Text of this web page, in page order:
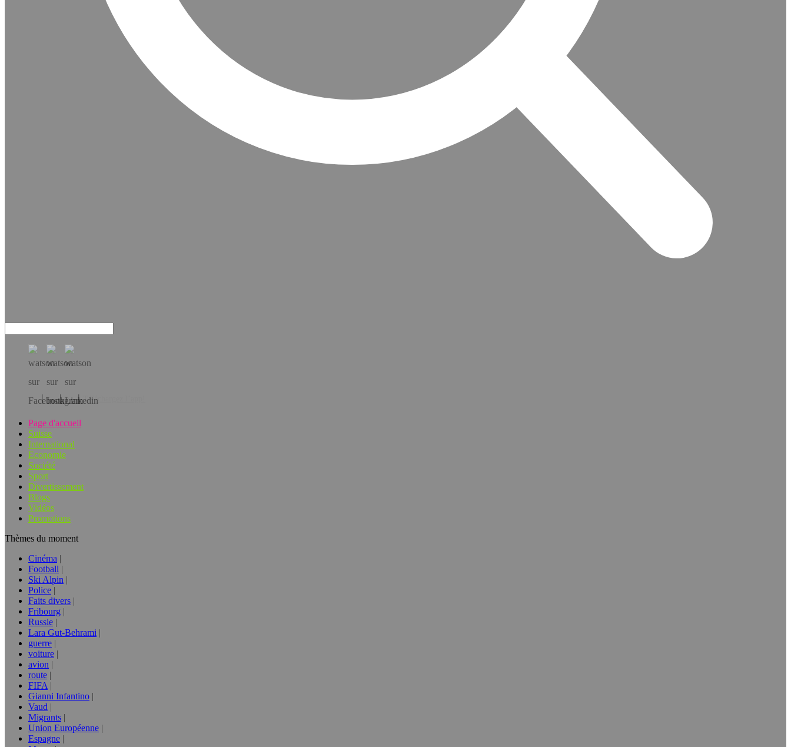
Téléchargez l’app!
Page d'accueil
Suisse
International
Economie
Société
Sport
Divertissement
Blogs
Vidéos
Promotions
Thèmes du moment
Cinéma
Football
Ski Alpin
Police
Faits divers
Fribourg
Russie
Lara Gut-Behrami
guerre
voiture
avion
route
FIFA
Gianni Infantino
Vaud
Migrants
Union Européenne
Espagne